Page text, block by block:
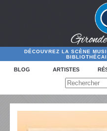
DÉCOUVREZ LA SCÈNE
BLOG ARTISTES